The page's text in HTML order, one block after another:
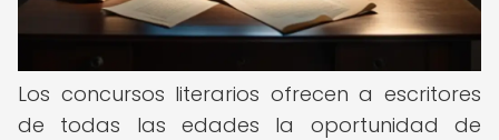
Los concursos literarios ofrecen a escritores
de todas las edades la oportunidad de